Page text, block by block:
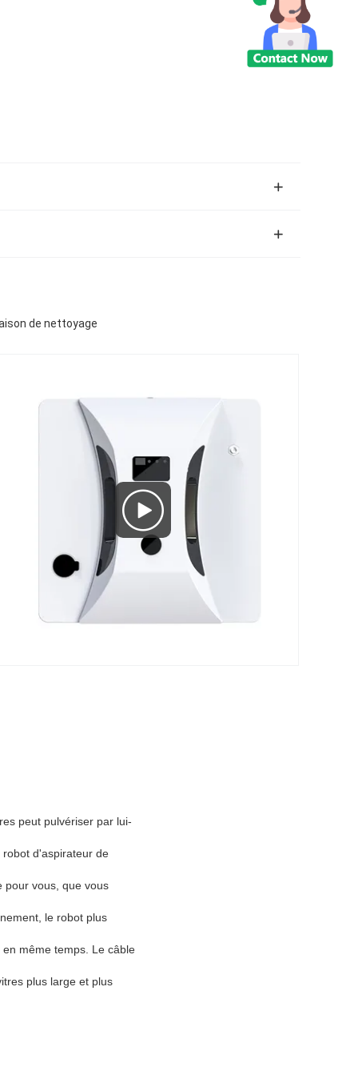
de nettoyage
peut pulvériser par lui-
d'aspirateur de
pour vous, que vous
le robot plus
même temps. Le câble
plus large et plus